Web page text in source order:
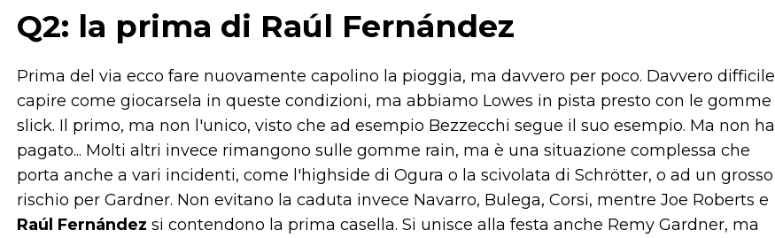
Q2: la prima di Raúl Fernández
Prima del via ecco fare nuovamente capolino la pioggia, ma davvero per poco. Davvero difficile
capire come giocarsela in queste condizioni, ma abbiamo Lowes in pista presto con le gomme
slick. Il primo, ma non l'unico, visto che ad esempio Bezzecchi segue il suo esempio. Ma non ha
pagato... Molti altri invece rimangono sulle gomme rain, ma è una situazione complessa che
porta anche a vari incidenti, come l'highside di Ogura o la scivolata di Schrötter, o ad un grosso
rischio per Gardner. Non evitano la caduta invece Navarro, Bulega, Corsi, mentre Joe Roberts e
Raúl Fernández si contendono la prima casella. Si unisce alla festa anche Remy Gardner, ma